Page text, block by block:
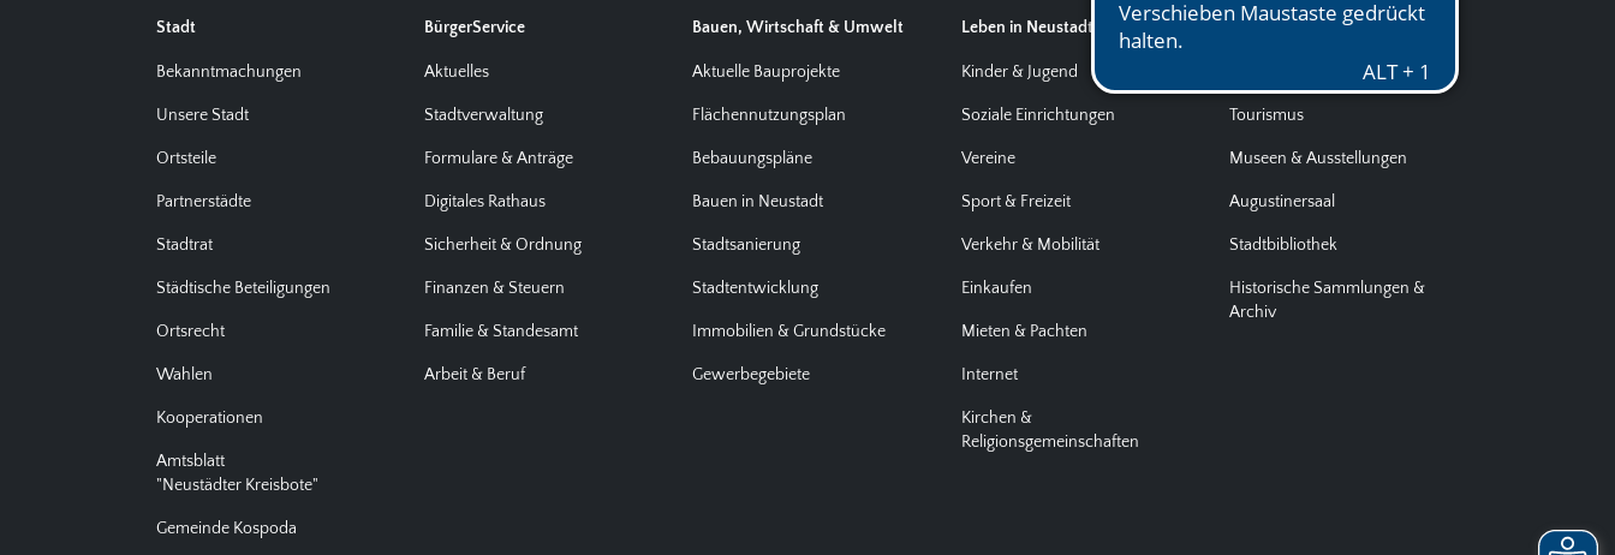
Stadt
Bekanntmachungen
Unsere Stadt
Ortsteile
Partnerstädte
Stadtrat
Städtische Beteiligungen
Ortsrecht
Wahlen
Kooperationen
Amtsblatt
"Neustädter Kreisbote"
Gemeinde Kospoda
BürgerService
Aktuelles
Stadtverwaltung
Formulare & Anträge
Digitales Rathaus
Sicherheit & Ordnung
Finanzen & Steuern
Familie & Standesamt
Arbeit & Beruf
Bauen, Wirtschaft & Umwelt
Aktuelle Bauprojekte
Flächennutzungsplan
Bebauungspläne
Bauen in Neustadt
Stadtsanierung
Stadtentwicklung
Immobilien & Grundstücke
Gewerbegebiete
Leben in Neustadt
Kinder & Jugend
Soziale Einrichtungen
Vereine
Sport & Freizeit
Verkehr & Mobilität
Einkaufen
Mieten & Pachten
Internet
Kirchen &
Religionsgemeinschaften
Kultur & Tourismus
Tourismus
Museen & Ausstellungen
Augustinersaal
Stadtbibliothek
Historische Sammlungen &
Archiv